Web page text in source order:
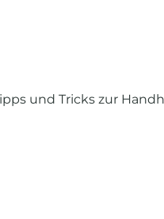
und Tricks zur